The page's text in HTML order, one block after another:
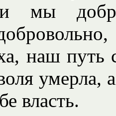
мы
наш путь
умерла,
власть.